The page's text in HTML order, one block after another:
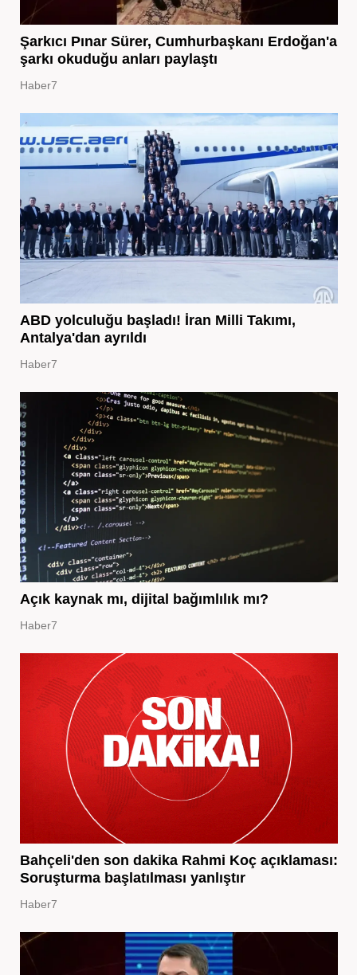
Şarkıcı Pınar Sürer, Cumhurbaşkanı Erdoğan'a
şarkı okuduğu anları paylaştı
Haber7
ABD yolculuğu başladı! İran Milli Takımı,
Antalya'dan ayrıldı
Haber7
Açık kaynak mı, dijital bağımlılık mı?
Haber7
Bahçeli'den son dakika Rahmi Koç açıklaması:
Soruşturma başlatılması yanlıştır
Haber7